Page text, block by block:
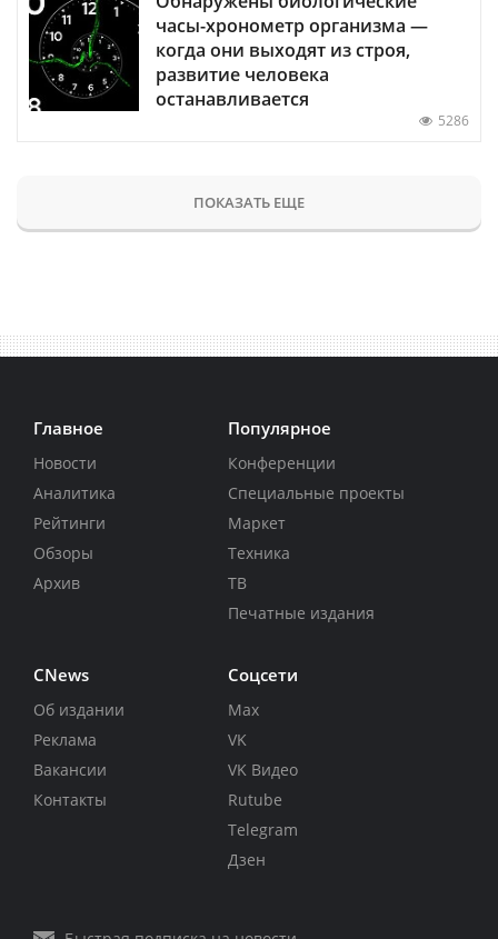
часы-хронометр организма —
когда они выходят из строя,
развитие человека
останавливается
5286
ПОКАЗАТЬ ЕЩЕ
Главное
Новости
Аналитика
Рейтинги
Обзоры
Архив
Популярное
Конференции
Специальные проекты
Маркет
Техника
ТВ
Печатные издания
CNews
Об издании
Реклама
Вакансии
Контакты
Соцсети
Max
VK
VK Видео
Rutube
Telegram
Дзен